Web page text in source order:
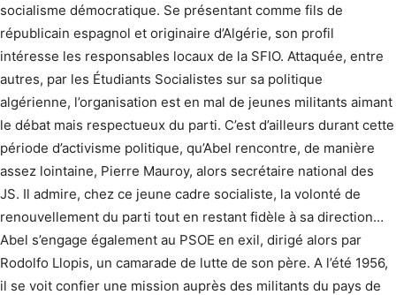
socialisme démocratique. Se présentant comme fils de
républicain espagnol et originaire d’Algérie, son profil
intéresse les responsables locaux de la SFIO. Attaquée, entre
autres, par les Étudiants Socialistes sur sa politique
algérienne, l’organisation est en mal de jeunes militants aimant
le débat mais respectueux du parti. C’est d’ailleurs durant cette
période d’activisme politique, qu’Abel rencontre, de manière
assez lointaine, Pierre Mauroy, alors secrétaire national des
JS. Il admire, chez ce jeune cadre socialiste, la volonté de
renouvellement du parti tout en restant fidèle à sa direction…
Abel s’engage également au PSOE en exil, dirigé alors par
Rodolfo Llopis, un camarade de lutte de son père. A l’été 1956,
il se voit confier une mission auprès des militants du pays de